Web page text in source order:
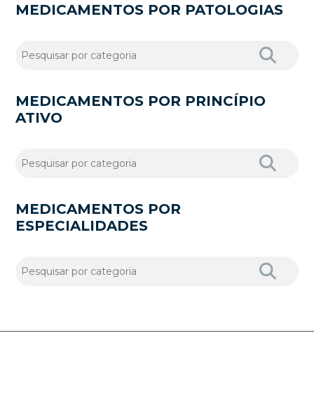
MEDICAMENTOS POR PATOLOGIAS
MEDICAMENTOS POR PRINCÍPIO
ATIVO
MEDICAMENTOS POR
ESPECIALIDADES